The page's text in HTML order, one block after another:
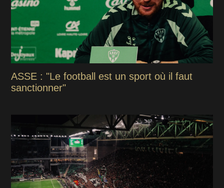
ASSE : "Le football est un sport où il faut
sanctionner"